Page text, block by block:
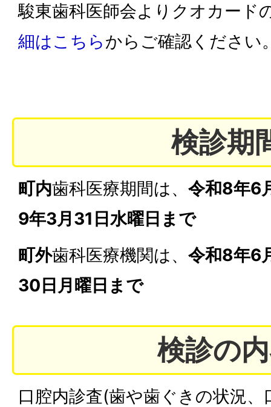
駿東歯科医師会よりクオカード
細はこちらからご確認ください
検診期
町内歯科医療期間は、 令和8年6
9年3月31日水曜日まで
町外歯科医療機関は、 令和8年6
30日月曜日まで
検診の
口腔内診査(歯や歯ぐきの状況